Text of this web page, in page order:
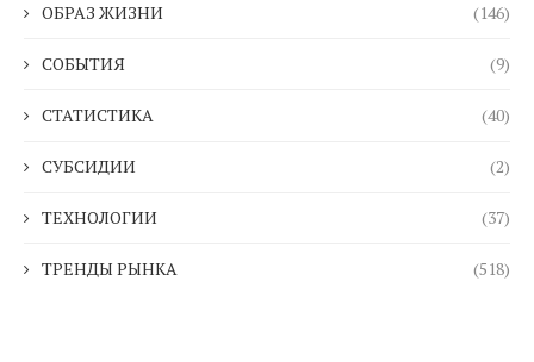
ОБРАЗ ЖИЗНИ (146)
СОБЫТИЯ (9)
СТАТИСТИКА (40)
СУБСИДИИ (2)
ТЕХНОЛОГИИ (37)
ТРЕНДЫ РЫНКА (518)